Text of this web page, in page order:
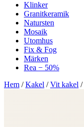
Klinker
Granitkeramik
Natursten
Mosaik
Utomhus
Fix & Fog
Märken
Rea − 50%
Hem /Kakel /Vit kakel /